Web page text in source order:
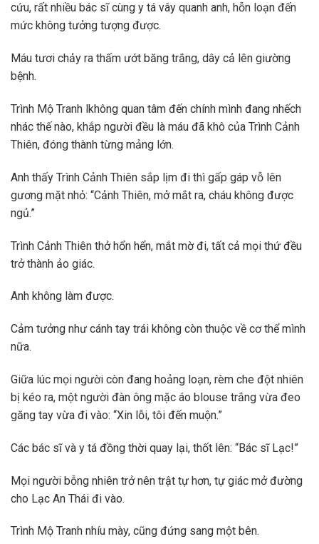
cứu, rất nhiều bác sĩ cùng y tá vây quanh anh, hỗn loạn đến
mức không tưởng tượng được.
Máu tươi chảy ra thấm ướt băng trắng, dây cả lên giường
bệnh.
Trình Mộ Tranh lkhông quan tâm đến chính mình đang nhếch
nhác thế nào, khắp người đều là máu đã khô của Trình Cảnh
Thiên, đóng thành từng mảng lớn.
Anh thấy Trình Cảnh Thiên sắp lịm đi thì gấp gáp vỗ lên
gương mặt nhỏ: “Cảnh Thiên, mở mắt ra, cháu không được
ngủ.”
Trình Cảnh Thiên thở hổn hển, mắt mờ đi, tất cả mọi thứ đều
trở thành ảo giác.
Anh không làm được.
Cảm tưởng như cánh tay trái không còn thuộc về cơ thể mình
nữa.
Giữa lúc mọi người còn đang hoảng loạn, rèm che đột nhiên
bị kéo ra, một người đàn ông mặc áo blouse trắng vừa đeo
găng tay vừa đi vào: “Xin lỗi, tôi đến muộn.”
Các bác sĩ và y tá đồng thời quay lại, thốt lên: “Bác sĩ Lạc!”
Mọi người bỗng nhiên trở nên trật tự hơn, tự giác mở đường
cho Lạc An Thái đi vào.
Trình Mộ Tranh nhíu mày, cũng đứng sang một bên.